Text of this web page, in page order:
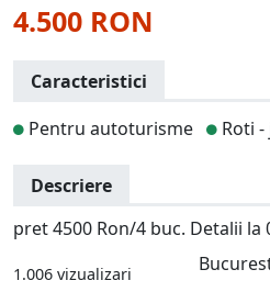
4.500 RON
Caracteristici
Pentru autoturisme
Roti
Descriere
pret 4500 Ron/4 buc. Detalii la
1.006 vizualizari